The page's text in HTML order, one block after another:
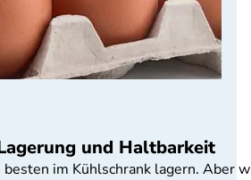
und Haltbarkeit
im Kühlschrank lagern. Aber